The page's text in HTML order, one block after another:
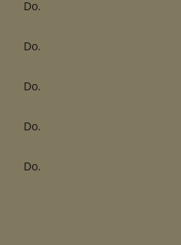
Do.
Do.
Do.
Do.
Do.